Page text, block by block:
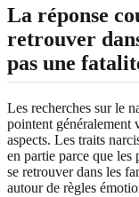
La réponse
retrouver
pas une
Les recherches sur le
pointent généralement
aspects. Les traits
en partie parce que les
se retrouver dans les
autour de règles